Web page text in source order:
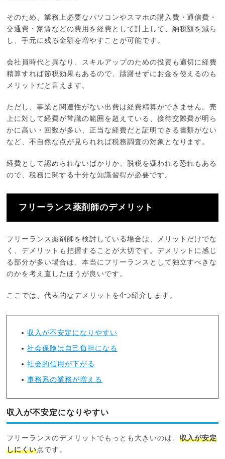
そのため、業務上必要なパソコンやスマホの購入費・通信費・
交通費・家賃などの費用を経費として計上して、納税額を減ら
し、手元に残る金額を増やすことが可能です。
会社員時代と異なり、スキルアップのための投資も適切に経費
精算すれば節税効果もあるので、躊躇せずにお金を使えるのも
メリットだと言えます。
ただし、事業と関連性がない出費は経費精算ができません。売
上に対して経費が常識の範囲を超えている、接待交際費が明ら
かに高い・回数が多い、正当な経費だと証明できる書類がない
など、不自然な点が見られれば税務調査の対象となります。
経費として認められないばかりか、脱税を疑われる恐れもある
ので、税務に関する十分な知識習得が必要です。
フリーランス薬剤師のデメリット
フリーランス薬剤師を検討している場合は、メリットだけでな
く、デメリットも把握することが大切です。デメリットに感じ
る部分が多い場合は、本当にフリーランスとして独立すべきな
のかを考え直したほうが良いです。
ここでは、代表的なデメリットを4つ紹介します。
収入が不安定になりやすい
社会保険は自己負担になる
社会的信用が下がる
事務系の業務が増える
収入が不安定になりやすい
フリーランスのデメリットでもっとも大きいのは、 収入が安定
しにくい点です。